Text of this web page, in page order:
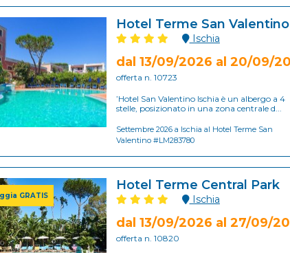
Hotel Terme San Valentino
Ischia
dal 13/09/2026 al 20/09/
offerta n. 10723
’Hotel San Valentino Ischia è un albergo a 4
stelle, posizionato in una zona centrale d...
Settembre 2026 a Ischia al Hotel Terme San
Valentino #LM283780
GRATIS
Hotel Terme Central Park
Ischia
dal 13/09/2026 al 27/09/
offerta n. 10820